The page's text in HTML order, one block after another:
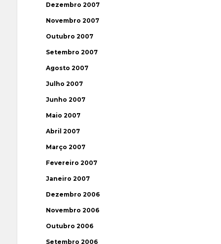
Dezembro 2007
Novembro 2007
Outubro 2007
Setembro 2007
Agosto 2007
Julho 2007
Junho 2007
Maio 2007
Abril 2007
Março 2007
Fevereiro 2007
Janeiro 2007
Dezembro 2006
Novembro 2006
Outubro 2006
Setembro 2006